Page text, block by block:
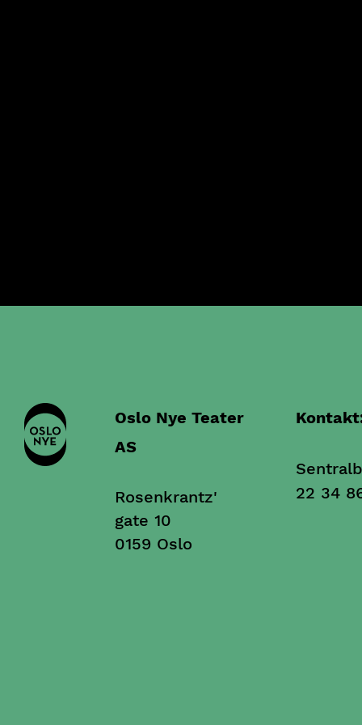
Oslo Nye Teater
AS
Rosenkrantz'
gate 10
0159 Oslo
22 34